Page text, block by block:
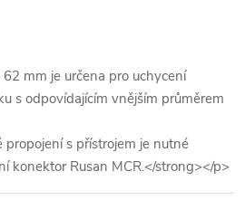
mm je určena pro uchycení
s odpovídajícím vnějším průměrem
s přístrojem je nutné
konektor Rusan MCR.</strong></p>